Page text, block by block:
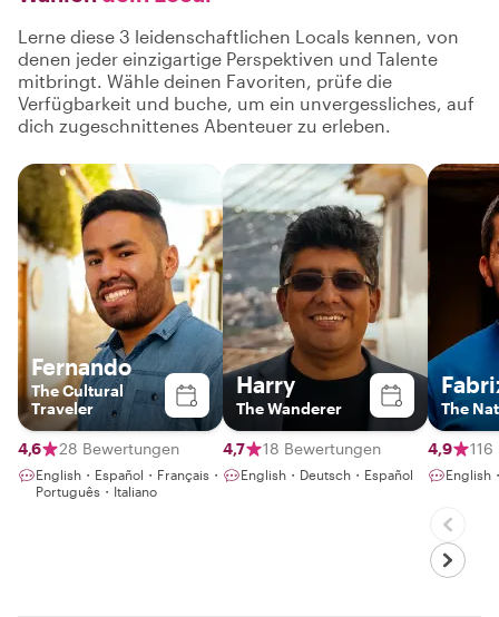
Lerne diese 3 leidenschaftlichen Locals kennen, von
denen jeder einzigartige Perspektiven und Talente
mitbringt. Wähle deinen Favoriten, prüfe die
Verfügbarkeit und buche, um ein unvergessliches, auf
dich zugeschnittenes Abenteuer zu erleben.
Fernando
The Cultural
Traveler
4,6 28 Bewertungen
English・Español・Français・
Português・Italiano
Harry
The Wanderer
4,7 18 Bewertungen
English・Deutsch・Español
The
4,9
English